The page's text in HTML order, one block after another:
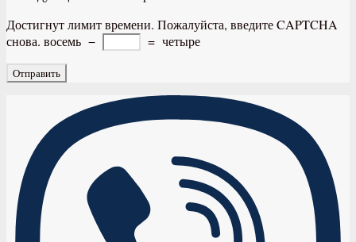
Достигнут лимит времени. Пожалуйста, введите CAPTCHA
снова. восемь − = четыре